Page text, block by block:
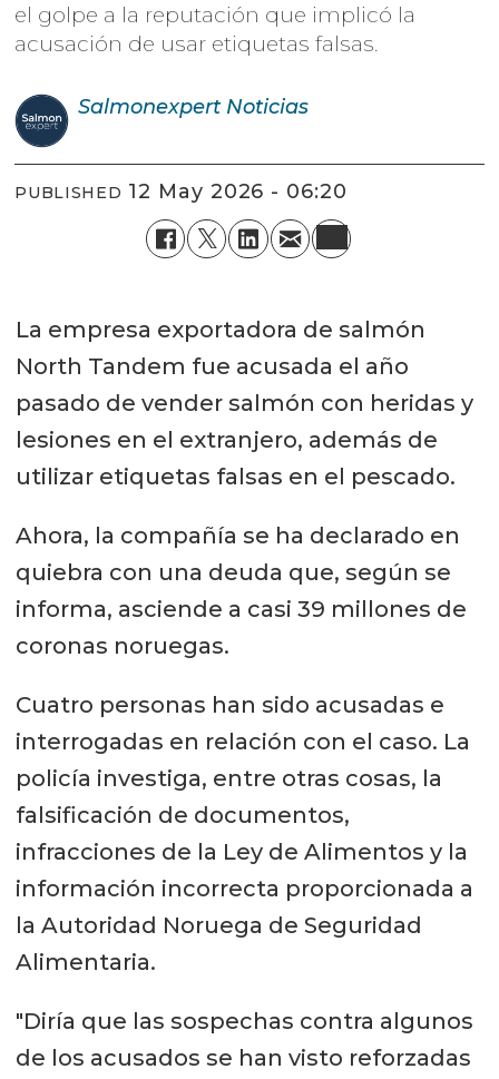
el golpe a la reputación que implicó la
acusación de usar etiquetas falsas.
Salmonexpert Noticias
PUBLISHED 12 May 2026 - 06:20
La empresa exportadora de salmón
North Tandem fue acusada el año
pasado de vender salmón con heridas y
lesiones en el extranjero, además de
utilizar etiquetas falsas en el pescado.
Ahora, la compañía se ha declarado en
quiebra con una deuda que, según se
informa, asciende a casi 39 millones de
coronas noruegas.
Cuatro personas han sido acusadas e
interrogadas en relación con el caso. La
policía investiga, entre otras cosas, la
falsificación de documentos,
infracciones de la Ley de Alimentos y la
información incorrecta proporcionada a
la Autoridad Noruega de Seguridad
Alimentaria.
"Diría que las sospechas contra algunos
de los acusados se han visto reforzadas